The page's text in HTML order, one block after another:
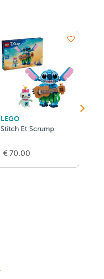
LEGO
Stitch Et Scrump
€ 70.00